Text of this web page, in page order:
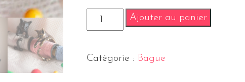
Ajouter au panier
Catégorie : Bague